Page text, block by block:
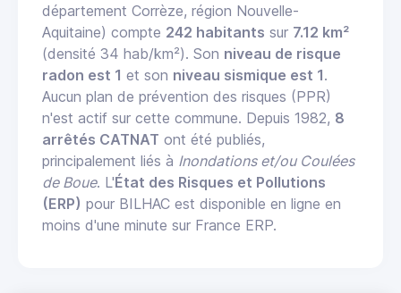
département Corrèze, région Nouvelle-
Aquitaine) compte 242 habitants sur 7.12 km²
(densité 34 hab/km²). Son niveau de risque
radon est 1 et son niveau sismique est 1.
Aucun plan de prévention des risques (PPR)
n'est actif sur cette commune. Depuis 1982, 8
arrêtés CATNAT ont été publiés,
principalement liés à Inondations et/ou Coulées
de Boue. L'État des Risques et Pollutions
(ERP) pour BILHAC est disponible en ligne en
moins d'une minute sur France ERP.